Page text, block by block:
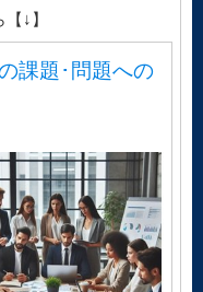
↓】
課題･問題への